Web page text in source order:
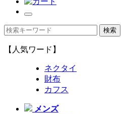
【人気ワード】
ネクタイ
財布
カフス
メンズ